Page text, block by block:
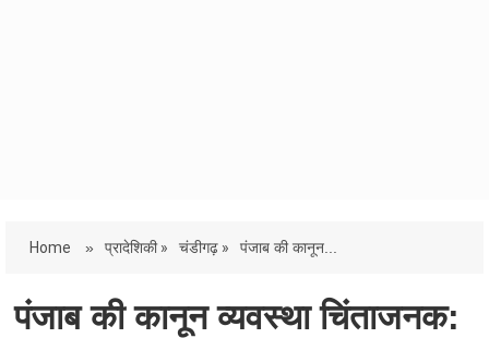
Home » प्रादेशिकी » चंडीगढ़ » पंजाब की कानून...
पंजाब की कानून व्यवस्था चिंताजनक: